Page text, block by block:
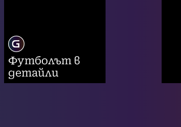
Футболът в
детайли